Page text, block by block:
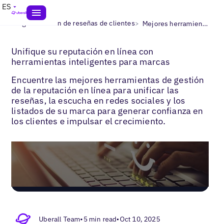
ES
Blogs> Gestión de reseñas de clientes> Mejores herramientas de gestión de la reputación
Unifique su reputación en línea con
herramientas inteligentes para marcas
Encuentre las mejores herramientas de gestión
de la reputación en línea para unificar las
reseñas, la escucha en redes sociales y los
listados de su marca para generar confianza en
los clientes e impulsar el crecimiento.
Uberall Team•5 min read•Oct 10, 2025